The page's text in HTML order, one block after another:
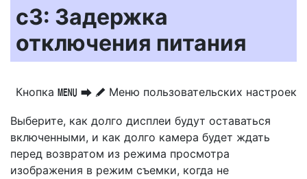
c3: Задержка
отключения питания
Кнопка G U A Меню пользовательских настроек
Выберите, как долго дисплеи будут оставаться
включенными, и как долго камера будет ждать
перед возвратом из режима просмотра
изображения в режим съемки, когда не